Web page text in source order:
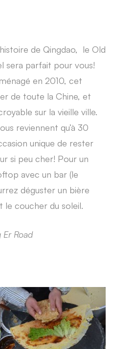
de Qingdao, le Old
sera parfait pour vous!
en 2010, cet
de toute la Chine, et
sur la vieille ville.
reviennent qu’à 30
unique de rester
si peu cher! Pour un
avec un bar (le
déguster un bière
le coucher du soleil.
Er Road